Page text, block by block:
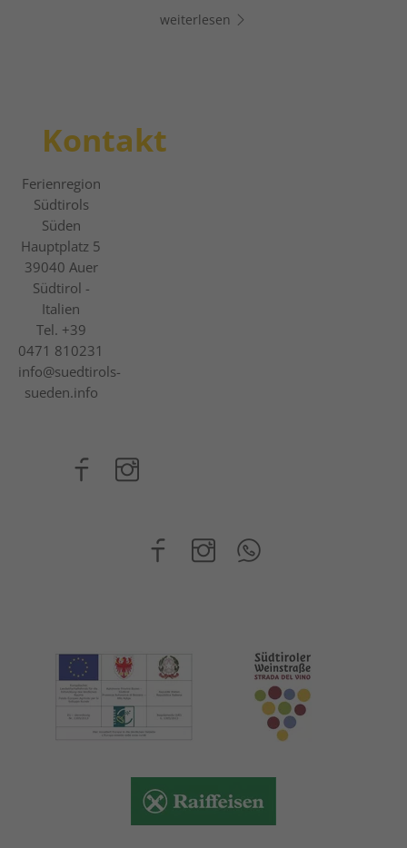
weiterlesen
weiterlesen
Kontakt
Ferienregion
Südtirols
Süden
Hauptplatz 5
39040 Auer
Südtirol -
Italien
Tel. +39
0471 810231
info@suedtirols-
sueden.info